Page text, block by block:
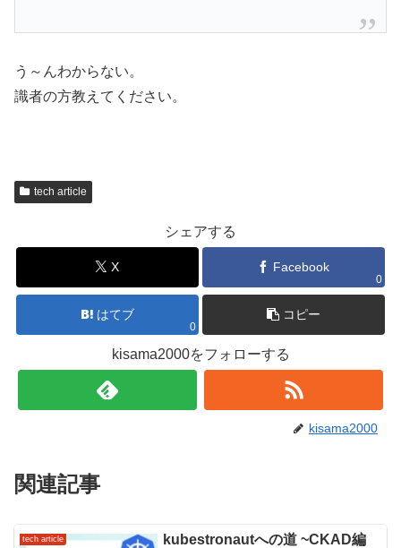
う～んわからない。
識者の方教えてください。
tech article
シェアする
X Facebook
0
はてブ
0
コピー
kisama2000をフォローする
kisama2000
関連記事
tech article
kubestronautへの道 ~CKAD編